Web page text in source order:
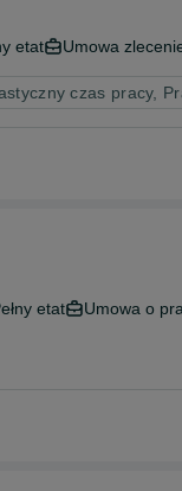
etat Umowa
czas pracy,
etat Umowa o